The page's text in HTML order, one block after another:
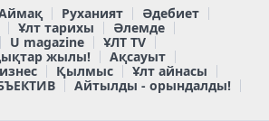
Руханият
Әдебиет
Ұлт тарихы
Әлемде
U magazine
ҰЛТ TV
жылы!
Ақсауыт
Қылмыс
Ұлт айнасы
Айтылды - орындалды!